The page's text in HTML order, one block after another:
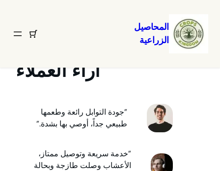
تخطى
المحاصيل
الزراعية
آراء العملاء
”جودة التوابل رائعة وطعمها
طبيعي جداً، أوصي بها بشدة.”
”خدمة سريعة وتوصيل ممتاز،
الأعشاب وصلت طازجة وبحالة